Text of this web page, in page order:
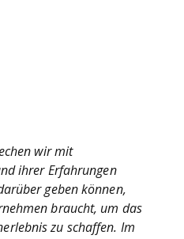
wir mit
ihrer Erfahrungen
geben können,
braucht, um das
zu schaffen. Im